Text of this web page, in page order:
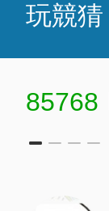
玩競猜
85768